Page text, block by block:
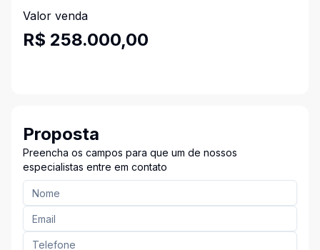
Valor venda
R$ 258.000,00
Proposta
Preencha os campos para que um de nossos
especialistas entre em contato